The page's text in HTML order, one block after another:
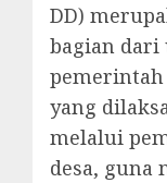
DD)
bagian dari
pemerintah
yang
melalui
desa, guna